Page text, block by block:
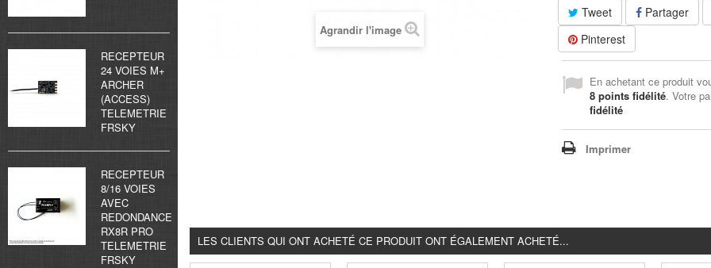
RECEPTEUR
24 VOIES M+
ARCHER
(ACCESS)
TELEMETRIE
FRSKY
RECEPTEUR
8/16 VOIES
AVEC
REDONDANCE
RX8R PRO
TELEMETRIE
FRSKY
Agrandir l'image
Tweet
Partager
Pinterest
En achetant ce produit
8 points fidélité. Votre
fidélité
Imprimer
LES CLIENTS QUI ONT ACHETÉ CE PRODUIT ONT ÉGALEMENT ACHETÉ...